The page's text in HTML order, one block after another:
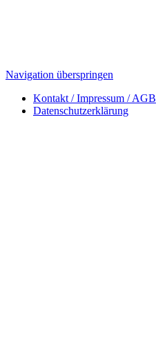
Navigation überspringen
Kontakt / Impressum / AGB
Datenschutzerklärung